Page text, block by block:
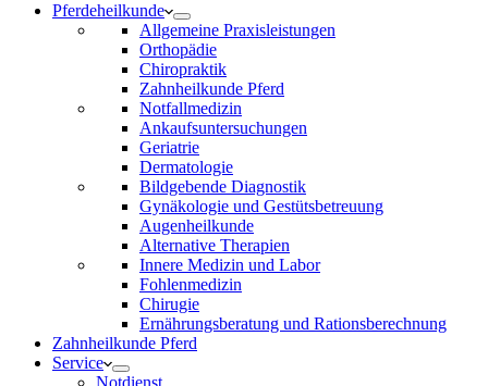
Pferdeheilkunde
Allgemeine Praxisleistungen
Orthopädie
Chiropraktik
Zahnheilkunde Pferd
Notfallmedizin
Ankaufsuntersuchungen
Geriatrie
Dermatologie
Bildgebende Diagnostik
Gynäkologie und Gestütsbetreuung
Augenheilkunde
Alternative Therapien
Innere Medizin und Labor
Fohlenmedizin
Chirugie
Ernährungsberatung und Rationsberechnung
Zahnheilkunde Pferd
Service
Notdienst